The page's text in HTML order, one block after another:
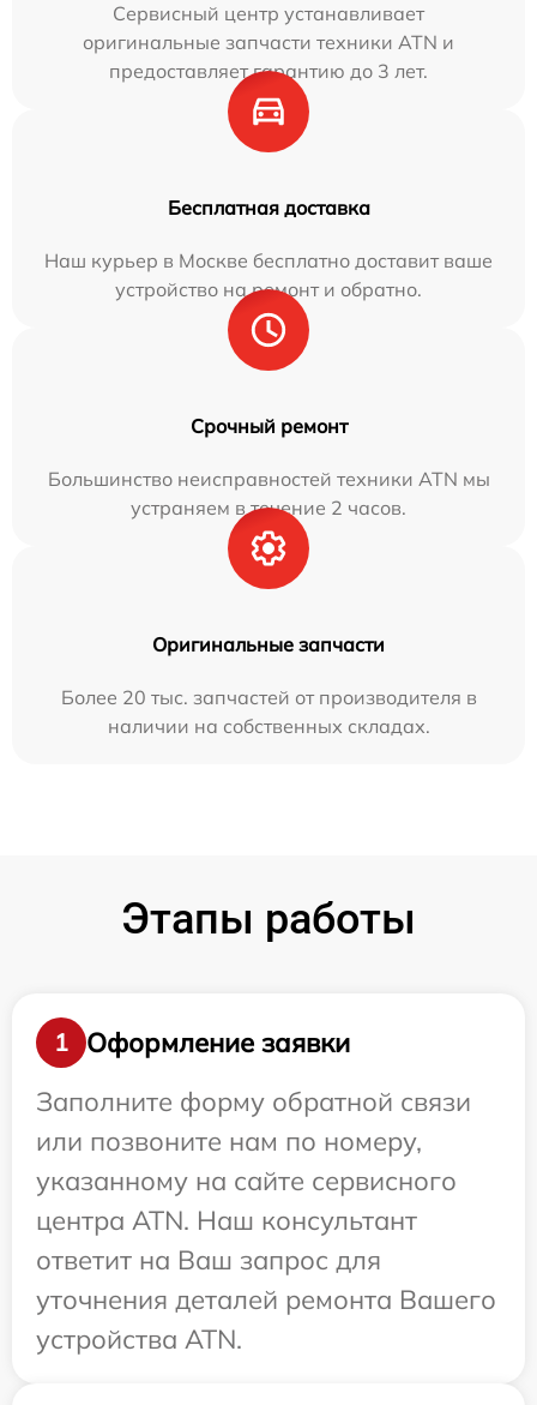
Сервисный центр устанавливает
оригинальные запчасти техники ATN и
предоставляет гарантию до 3 лет.
Бесплатная доставка
Наш курьер в Москве бесплатно доставит ваше
устройство на ремонт и обратно.
Срочный ремонт
Большинство неисправностей техники ATN мы
устраняем в течение 2 часов.
Оригинальные запчасти
Более 20 тыс. запчастей от производителя в
наличии на собственных складах.
Этапы работы
1
Оформление заявки
Заполните форму обратной связи
или позвоните нам по номеру,
указанному на сайте сервисного
центра ATN. Наш консультант
ответит на Ваш запрос для
уточнения деталей ремонта Вашего
устройства ATN.